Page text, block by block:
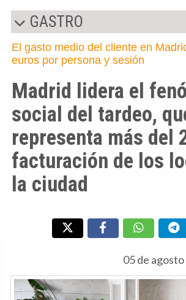
GASTRO
El gasto medio del cliente en
euros por persona y sesión
Madrid lidera el
social del tardeo,
representa más del
facturación de los
la ciudad
05 de